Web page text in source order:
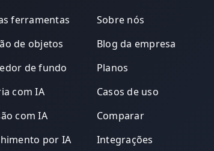
ferramentas
de objetos
de fundo
com IA
com IA
por IA
Sobre nós
Blog da empresa
Planos
Casos de uso
Comparar
Integrações